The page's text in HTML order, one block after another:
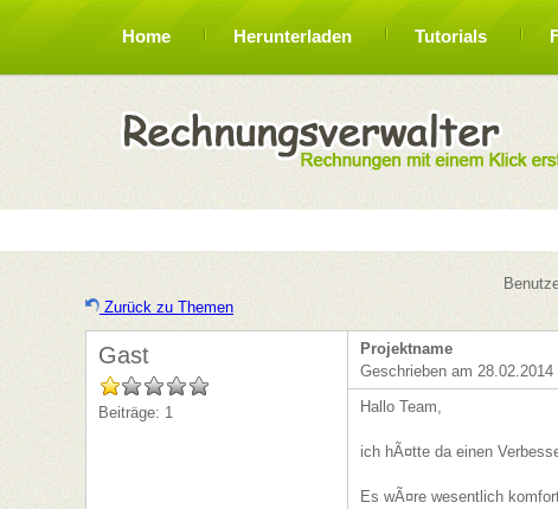
Home Herunterladen Tutorials
Zurück zu Themen
Gast
Beiträge: 1
Projektname
Geschrieben am 28.02.2014
Hallo Team,
ich hÃ¤tte da einen
Es wÃ¤re wesentlich